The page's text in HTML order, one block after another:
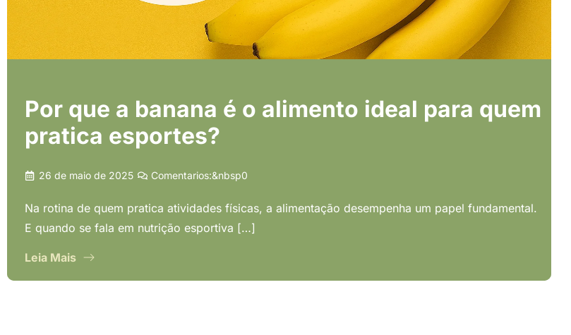
Por que a banana é o alimento ideal para quem
pratica esportes?
26 de maio de 2025 Comentarios:&nbsp0
Na rotina de quem pratica atividades físicas, a alimentação desempenha um papel fundamental.
E quando se fala em nutrição esportiva […]
Leia Mais